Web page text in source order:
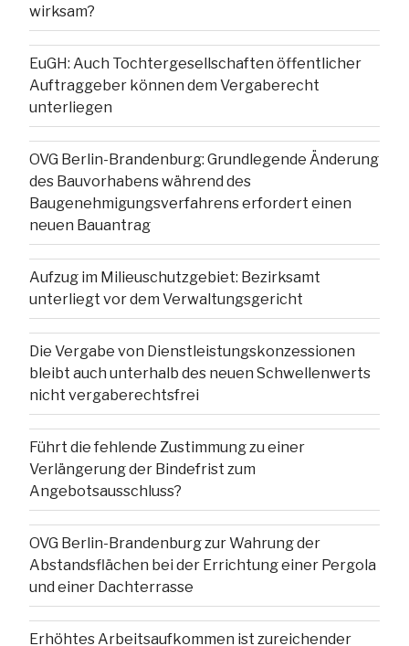
wirksam?
EuGH: Auch Tochtergesellschaften öffentlicher
Auftraggeber können dem Vergaberecht
unterliegen
OVG Berlin-Brandenburg: Grundlegende Änderung
des Bauvorhabens während des
Baugenehmigungsverfahrens erfordert einen
neuen Bauantrag
Aufzug im Milieuschutzgebiet: Bezirksamt
unterliegt vor dem Verwaltungsgericht
Die Vergabe von Dienstleistungskonzessionen
bleibt auch unterhalb des neuen Schwellenwerts
nicht vergaberechtsfrei
Führt die fehlende Zustimmung zu einer
Verlängerung der Bindefrist zum
Angebotsausschluss?
OVG Berlin-Brandenburg zur Wahrung der
Abstandsflächen bei der Errichtung einer Pergola
und einer Dachterrasse
Erhöhtes Arbeitsaufkommen ist zureichender